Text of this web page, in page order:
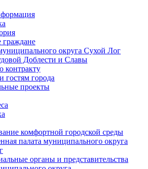
округа Сухой Лог
Доблести и Славы
контракту
гостям города
проекты
комфортной городской среды
палата муниципального округа
органы и представительства